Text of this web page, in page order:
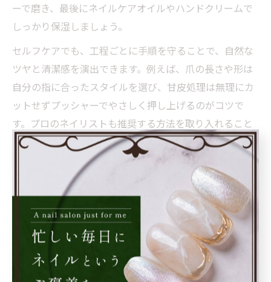
ーで磨き、最後にネイルケアオイルやハンドクリームで
しっかり保湿しましょう。
セルフケアでも、工程ごとに手順を守ることで、自然な
ツヤと清潔感を演出できます。例えば、爪の長さや形は
自分の指に合ったスタイルを選び、甘皮処理は無理にカ
ットせずプッシャーでやさしく押し上げるのがコツで
す。プロのネイリストも推奨する方法を取り入れること
で、仕上がりに満足できるはずです。
「自宅ケアでプロ級の仕上がりになった」「家族や友人
から褒められるようになった」という声も多く、続ける
モチベーションにつながります。慣れてきたら、季節や
気分に合わせてカラーケアやアートにも挑戦してみまし
ょう。